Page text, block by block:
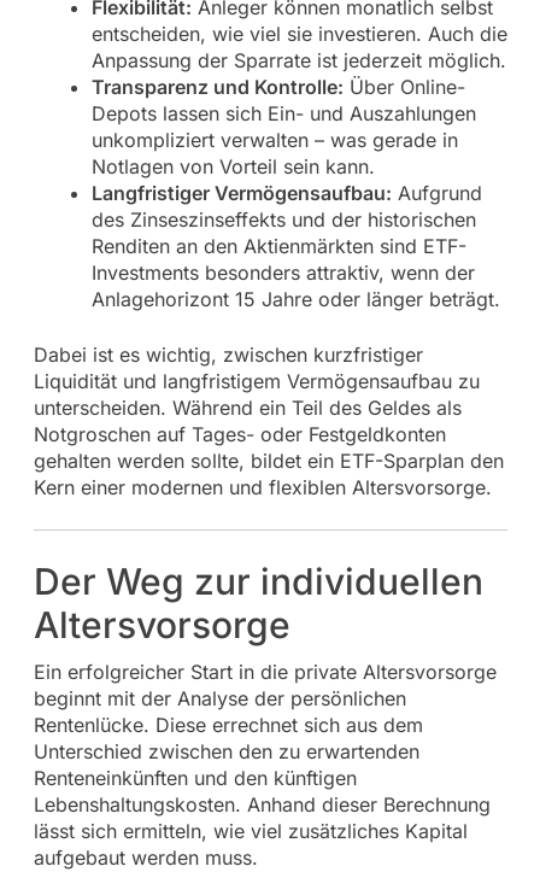
Flexibilität: Anleger können monatlich selbst
entscheiden, wie viel sie investieren. Auch die
Anpassung der Sparrate ist jederzeit möglich.
Transparenz und Kontrolle: Über Online-
Depots lassen sich Ein- und Auszahlungen
unkompliziert verwalten – was gerade in
Notlagen von Vorteil sein kann.
Langfristiger Vermögensaufbau: Aufgrund
des Zinseszinseffekts und der historischen
Renditen an den Aktienmärkten sind ETF-
Investments besonders attraktiv, wenn der
Anlagehorizont 15 Jahre oder länger beträgt.
Dabei ist es wichtig, zwischen kurzfristiger
Liquidität und langfristigem Vermögensaufbau zu
unterscheiden. Während ein Teil des Geldes als
Notgroschen auf Tages- oder Festgeldkonten
gehalten werden sollte, bildet ein ETF-Sparplan den
Kern einer modernen und flexiblen Altersvorsorge.
Der Weg zur individuellen
Altersvorsorge
Ein erfolgreicher Start in die private Altersvorsorge
beginnt mit der Analyse der persönlichen
Rentenlücke. Diese errechnet sich aus dem
Unterschied zwischen den zu erwartenden
Renteneinkünften und den künftigen
Lebenshaltungskosten. Anhand dieser Berechnung
lässt sich ermitteln, wie viel zusätzliches Kapital
aufgebaut werden muss.